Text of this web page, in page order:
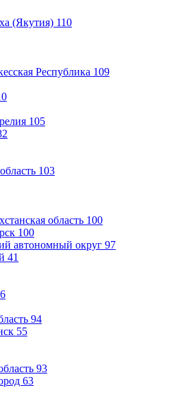
(Якутия) 110
Республика 109
105
103
область 100
100
автономный округ 97
41
94
55
93
63